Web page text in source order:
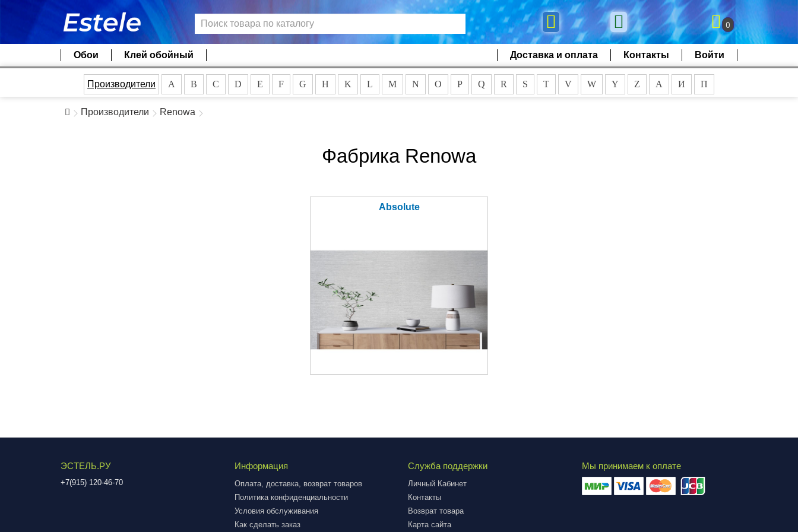
0
Обои Клей обойный Доставка и оплата Контакты Войти
Производители A B C D E F G H K L M N O P Q R S T V W Y Z А И П
Производители Renowa
Фабрика Renowa
Absolute
ЭСТЕЛЬ.РУ
+7(915) 120-46-70
Информация
Оплата, доставка, возврат товаров
Политика конфиденциальности
Условия обслуживания
Как сделать заказ
Служба поддержки
Личный Кабинет
Контакты
Возврат товара
Карта сайта
Мы принимаем к оплате